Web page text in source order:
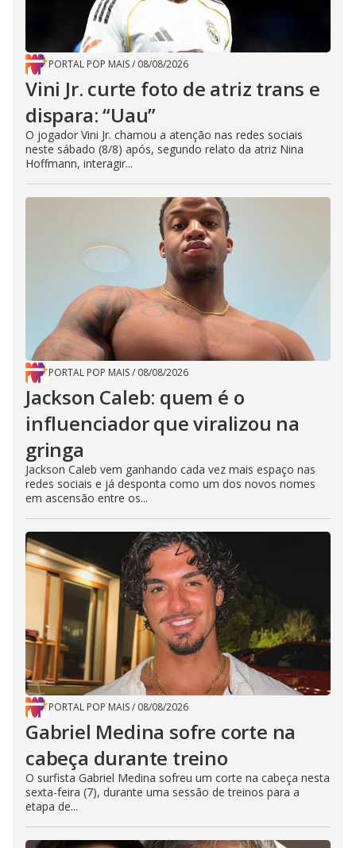
PORTAL POP MAIS/ 08/08/2026
Vini Jr. curte foto de atriz trans e
dispara: “Uau”
O jogador Vini Jr. chamou a atenção nas redes sociais
neste sábado (8/8) após, segundo relato da atriz Nina
Hoffmann, interagir...
PORTAL POP MAIS/ 08/08/2026
Jackson Caleb: quem é o
influenciador que viralizou na
gringa
Jackson Caleb vem ganhando cada vez mais espaço nas
redes sociais e já desponta como um dos novos nomes
em ascensão entre os...
PORTAL POP MAIS/ 08/08/2026
Gabriel Medina sofre corte na
cabeça durante treino
O surfista Gabriel Medina sofreu um corte na cabeça nesta
sexta-feira (7), durante uma sessão de treinos para a
etapa de...